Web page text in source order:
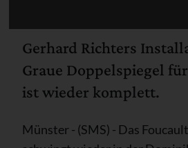
Gerhard Richters
Graue Doppelspiegel
ist wieder komplett.
Münster - (SMS) - Das